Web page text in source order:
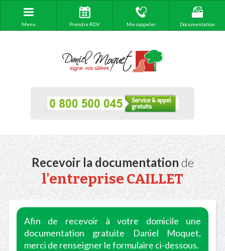
Menu Prendre RDV Me rappeler Documentation
Recevoir la documentation de
l'entreprise CAILLET
Afin de recevoir à votre domicile une
documentation gratuite Daniel Moquet,
merci de renseigner le formulaire ci-dessous.